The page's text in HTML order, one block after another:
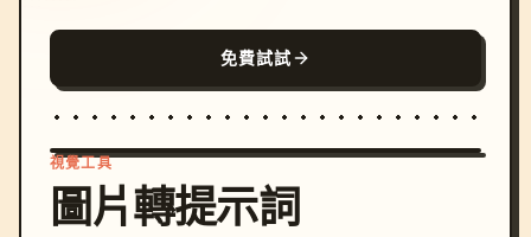
免費試試
視覺工具
圖片轉提示詞